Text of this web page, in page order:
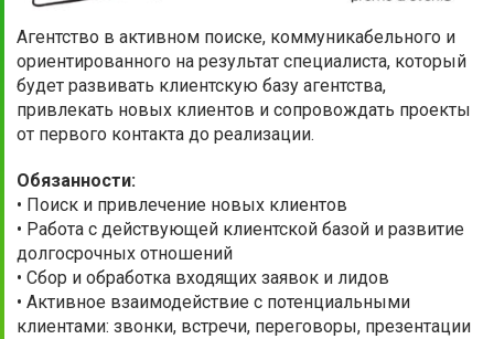
Агентство в активном поиске, коммуникабельного и
ориентированного на результат специалиста, который
будет развивать клиентскую базу агентства,
привлекать новых клиентов и сопровождать проекты
от первого контакта до реализации.
Обязанности:
• Поиск и привлечение новых клиентов
• Работа с действующей клиентской базой и развитие
долгосрочных отношений
• Сбор и обработка входящих заявок и лидов
• Активное взаимодействие с потенциальными
клиентами: звонки, встречи, переговоры, презентации